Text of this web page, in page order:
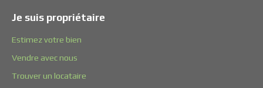
Je suis propriétaire
Estimez votre bien
Vendre avec nous
Trouver un locataire